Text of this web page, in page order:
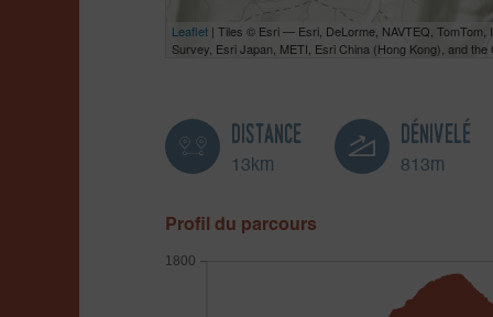
Leaflet | Tiles © Esri — Esri, DeLorme, NAVTEQ,
Survey, Esri Japan, METI, Esri China (Hong Kong), and
Distance
13km
Dénivelé
813m
Profil du parcours
1800